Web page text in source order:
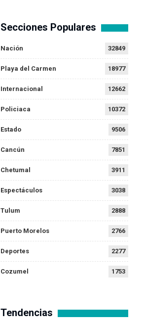
Secciones Populares
Nación 32849
Playa del Carmen 18977
Internacional 12662
Policiaca 10372
Estado 9506
Cancún 7851
Chetumal 3911
Espectáculos 3038
Tulum 2888
Puerto Morelos 2766
Deportes 2277
Cozumel 1753
Tendencias